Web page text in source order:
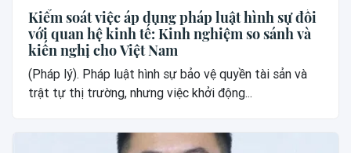
Kiểm soát việc áp dụng pháp luật hình sự đối
với quan hệ kinh tế: Kinh nghiệm so sánh và
kiến nghị cho Việt Nam
(Pháp lý). Pháp luật hình sự bảo vệ quyền tài sản và
trật tự thị trường, nhưng việc khởi động...